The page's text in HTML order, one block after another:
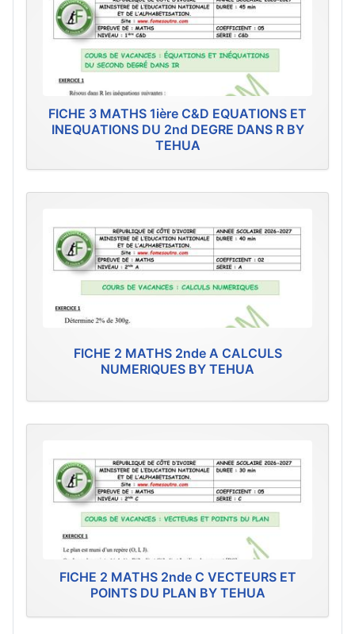
FICHE 3 MATHS 1ière C&D EQUATIONS ET
INEQUATIONS DU 2nd DEGRE DANS R BY
TEHUA
FICHE 2 MATHS 2nde A CALCULS
NUMERIQUES BY TEHUA
FICHE 2 MATHS 2nde C VECTEURS ET
POINTS DU PLAN BY TEHUA